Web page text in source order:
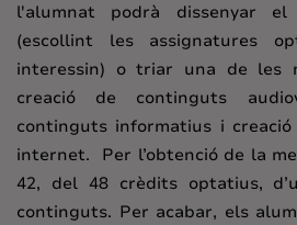
l'alumnat podrà dissenyar
(escollint les assignatures
interessin) o triar una de les
creació de continguts
continguts informatius i
internet. Per l’obtenció de la
42, del 48 crèdits optatius,
continguts. Per acabar, els